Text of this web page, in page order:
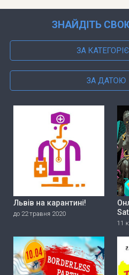
ЗНАЙДІТЬ
ЗА
ЗА ДАТОЮ
Львів на карантині!
до 22 травня 2020
11